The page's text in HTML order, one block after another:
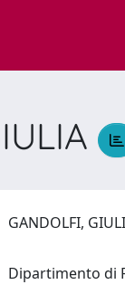
GANDOLFI,
Dipartimento di